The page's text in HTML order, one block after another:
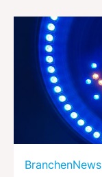
BranchenNews